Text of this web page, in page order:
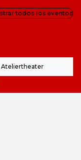
Ateliertheater
todos los eventos